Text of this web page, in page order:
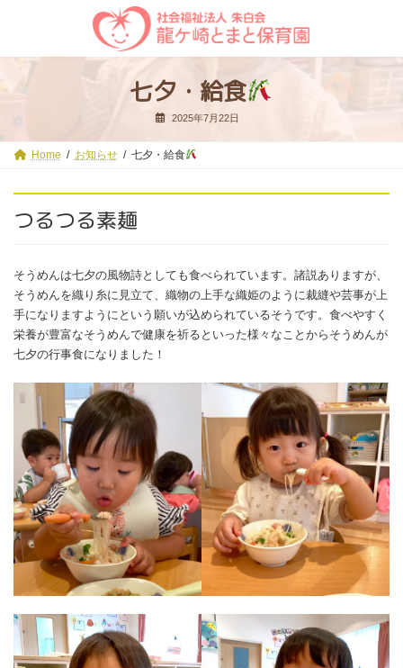
ン
ー
七夕・給食
2025年7月22日
Home お知らせ 七夕・給食
つるつる素麺
そうめんは七夕の風物詩としても食べられています。諸説ありますが、
そうめんを織り糸に見立て、織物の上手な織姫のように裁縫や芸事が上
手になりますようにという願いが込められているそうです。食べやすく
栄養が豊富なそうめんで健康を祈るといった様々なことからそうめんが
七夕の行事食になりました！